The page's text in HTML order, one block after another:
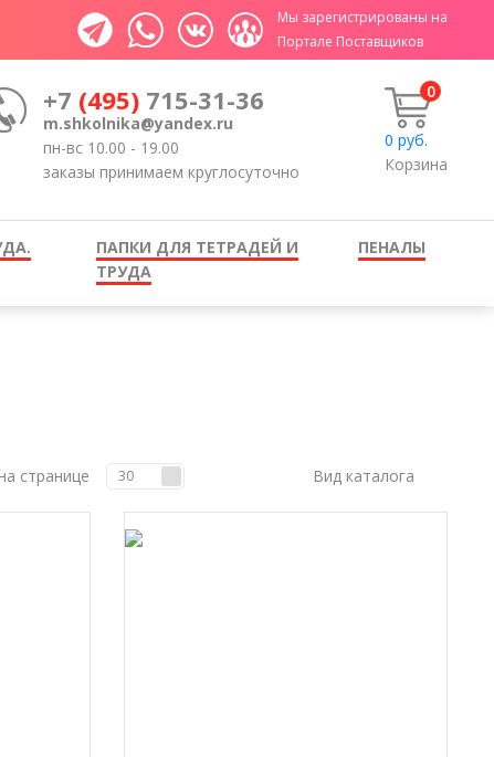
Мы зарегистрированы на
Портале Поставщиков
+7 (495) 715-31-36
m.shkolnika@yandex.ru
пн-вс 10.00 - 19.00
заказы принимаем круглосуточно
0
0 руб.
Корзина
ПАПКИ ДЛЯ ТЕТРАДЕЙ И
ТРУДА
ПЕНАЛЫ
странице 30 Вид каталога